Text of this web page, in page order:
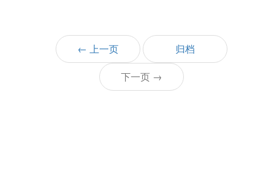
← 上一页
归档
下一页 →